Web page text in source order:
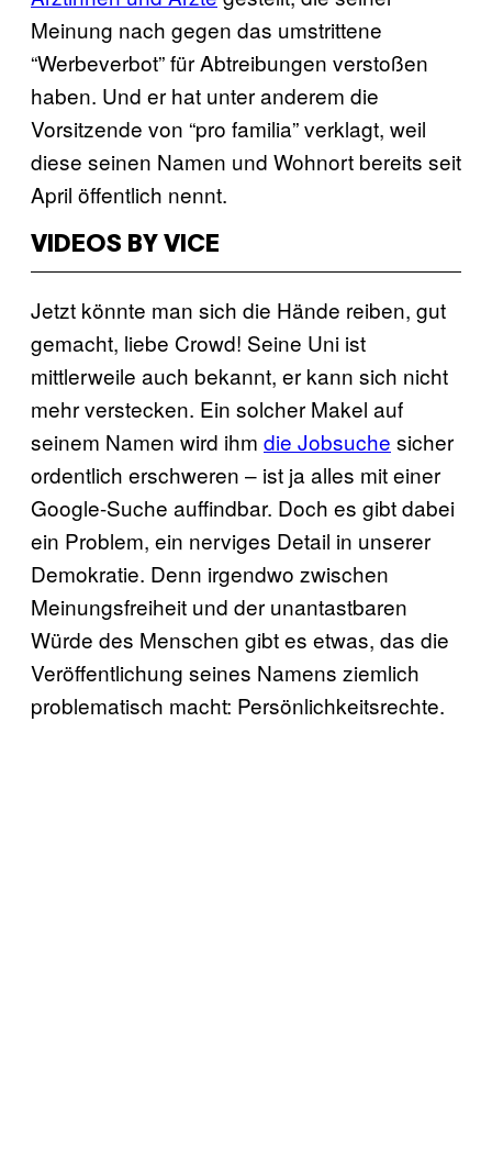
Meinung nach gegen das umstrittene
“Werbeverbot” für Abtreibungen verstoßen
haben. Und er hat unter anderem die
Vorsitzende von “pro familia” verklagt, weil
diese seinen Namen und Wohnort bereits seit
April öffentlich nennt.
VIDEOS BY VICE
Jetzt könnte man sich die Hände reiben, gut
gemacht, liebe Crowd! Seine Uni ist
mittlerweile auch bekannt, er kann sich nicht
mehr verstecken. Ein solcher Makel auf
seinem Namen wird ihm die Jobsuche sicher
ordentlich erschweren – ist ja alles mit einer
Google-Suche auffindbar. Doch es gibt dabei
ein Problem, ein nerviges Detail in unserer
Demokratie. Denn irgendwo zwischen
Meinungsfreiheit und der unantastbaren
Würde des Menschen gibt es etwas, das die
Veröffentlichung seines Namens ziemlich
problematisch macht: Persönlichkeitsrechte.